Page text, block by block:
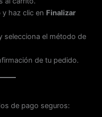
y haz clic en Finalizar
selecciona el método de
de tu pedido.
de pago seguros: